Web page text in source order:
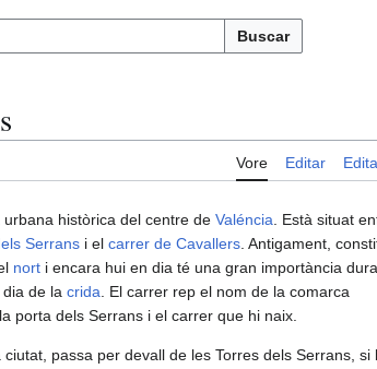
Buscar
Vore Editar
urbana històrica del centre de Valéncia . Està situat
Serrans i el carrer de Cavallers . Antigament,
nort i encara hui en dia té una gran importància
dia de la crida . El carrer rep el nom de la comarca
porta dels Serrans i el carrer que hi naix.
passa per devall de les Torres dels Serrans,